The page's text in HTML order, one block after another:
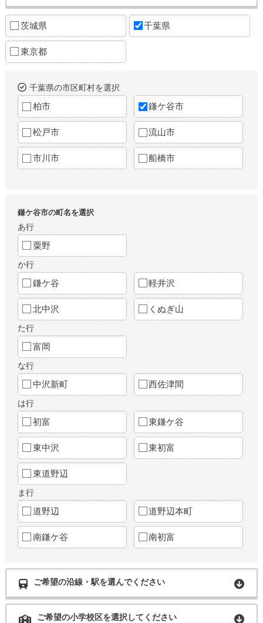
茨城県 千葉県
東京都
千葉県の市区町村を選択
柏市 鎌ケ谷市
松戸市 流山市
市川市 船橋市
鎌ケ谷市の町名を選択
あ行
粟野
か行
鎌ケ谷 軽井沢
北中沢 くぬぎ山
た行
富岡
な行
中沢新町 西佐津間
は行
初富 東鎌ケ谷
東中沢 東初富
東道野辺
ま行
道野辺 道野辺本町
南鎌ケ谷 南初富
ご希望の沿線・駅を選んでください
ご希望の小学校区を選択してください